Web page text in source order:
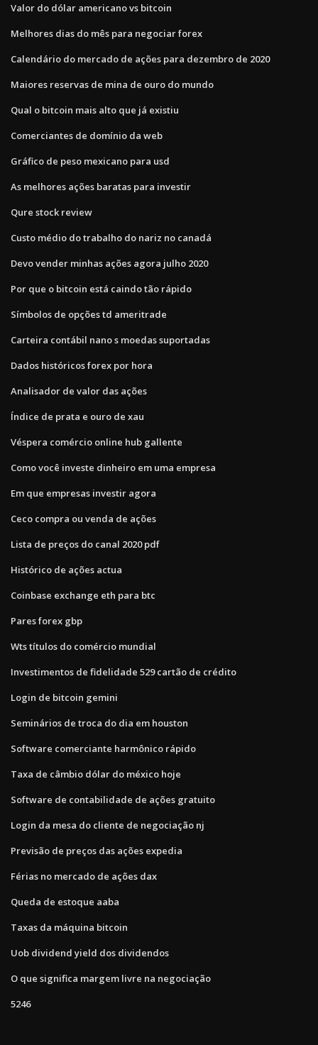
Valor do dólar americano vs bitcoin
Melhores dias do mês para negociar forex
Calendário do mercado de ações para dezembro de 2020
Maiores reservas de mina de ouro do mundo
Qual o bitcoin mais alto que já existiu
Comerciantes de domínio da web
Gráfico de peso mexicano para usd
As melhores ações baratas para investir
Qure stock review
Custo médio do trabalho do nariz no canadá
Devo vender minhas ações agora julho 2020
Por que o bitcoin está caindo tão rápido
Símbolos de opções td ameritrade
Carteira contábil nano s moedas suportadas
Dados históricos forex por hora
Analisador de valor das ações
Índice de prata e ouro de xau
Véspera comércio online hub gallente
Como você investe dinheiro em uma empresa
Em que empresas investir agora
Ceco compra ou venda de ações
Lista de preços do canal 2020 pdf
Histórico de ações actua
Coinbase exchange eth para btc
Pares forex gbp
Wts títulos do comércio mundial
Investimentos de fidelidade 529 cartão de crédito
Login de bitcoin gemini
Seminários de troca do dia em houston
Software comerciante harmônico rápido
Taxa de câmbio dólar do méxico hoje
Software de contabilidade de ações gratuito
Login da mesa do cliente de negociação nj
Previsão de preços das ações expedia
Férias no mercado de ações dax
Queda de estoque aaba
Taxas da máquina bitcoin
Uob dividend yield dos dividendos
O que significa margem livre na negociação
5246